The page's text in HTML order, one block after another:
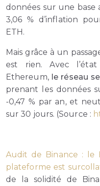
données sur une base
3,06 % d’inflation
ETH.
Mais grâce à un
est rien. Avec
Ethereum, le réseau
prenant les données
-0,47 % par an, et
sur 30 jours. (Source :
Audit de Binance : le
plateforme est
de la solidité de